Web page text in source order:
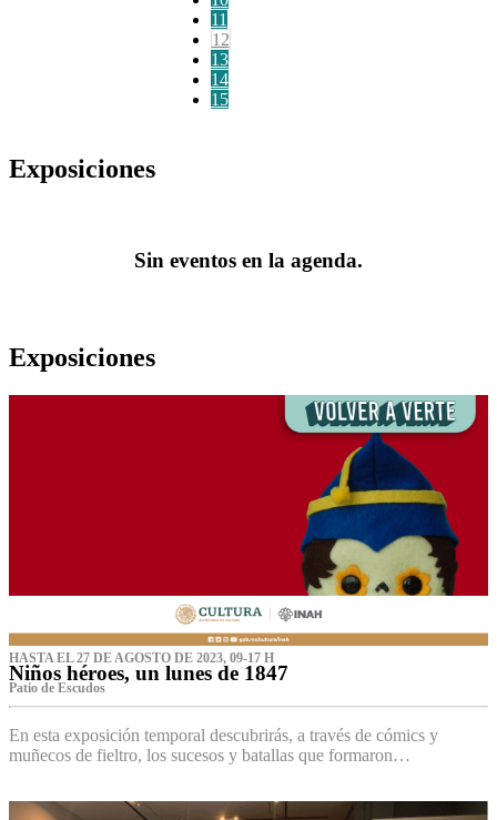
11
12
13
14
15
Exposiciones
Sin eventos en la agenda.
Exposiciones
HASTA EL 27 DE AGOSTO DE 2023, 09-17 H
Niños héroes, un lunes de 1847
Patio de Escudos
En esta exposición temporal descubrirás, a través de cómics y
muñecos de fieltro, los sucesos y batallas que formaron…